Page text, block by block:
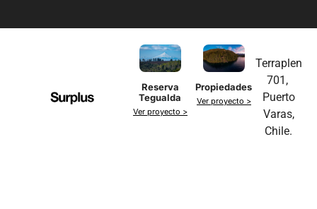
Reserva
Tegualda
Ver proyecto >
Propiedades
Ver proyecto >
Terraplen
701,
Puerto
Varas,
Chile.